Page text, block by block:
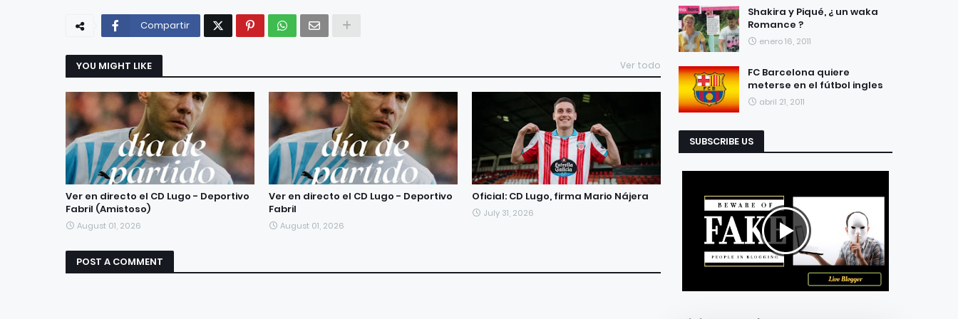
Compartir
YOU MIGHT LIKE Ver todo
Ver en directo el CD Lugo - Deportivo
Fabril (Amistoso)
August 01, 2026
Ver en directo el CD Lugo - Deportivo
Fabril
August 01, 2026
Oficial: CD Lugo, firma Mario Nájera
July 31, 2026
POST A COMMENT
Shakira y Piqué, ¿ un waka
Romance ?
enero 16, 2011
FC Barcelona quiere
meterse en el fútbol ingles
abril 21, 2011
SUBSCRIBE US